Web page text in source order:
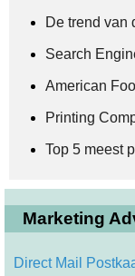
De trend van
Search
American
Printing
Top 5 meest
Marketing
Direct Mail